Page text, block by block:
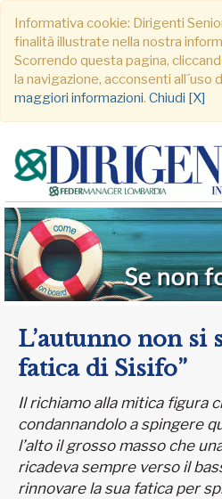
Informativa cookie: Dirigenti
finalità illustrate nella nostra
Scorrendo questa pagina,
la navigazione, acconsenti all´uso
maggiori informazioni. Chiudi [X]
L’autunno non si
fatica di Sisifo”
Il richiamo alla mitica figura
condannandolo a spingere
l’alto il grosso masso che
ricadeva sempre verso il
rinnovare la sua fatica per